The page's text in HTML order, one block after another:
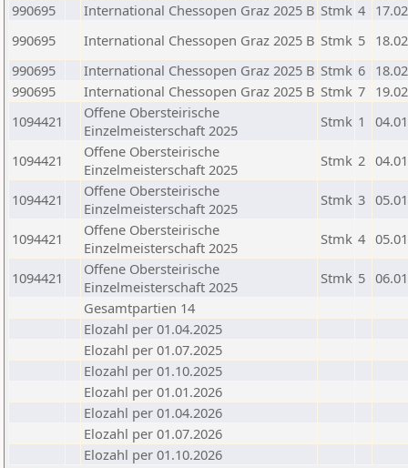
990695
International Chessopen Graz 2025 B Stmk 4
990695
International Chessopen Graz 2025 B Stmk 5
990695
International Chessopen Graz 2025 B Stmk 6
990695
International Chessopen Graz 2025 B Stmk 7
1094421
Offene Obersteirische
Einzelmeisterschaft 2025
Stmk 1
1094421
Offene Obersteirische
Einzelmeisterschaft 2025
Stmk 2
1094421
Offene Obersteirische
Einzelmeisterschaft 2025
Stmk 3
1094421
Offene Obersteirische
Einzelmeisterschaft 2025
Stmk 4
1094421
Offene Obersteirische
Einzelmeisterschaft 2025
Stmk 5
Gesamtpartien 14
Elozahl per 01.04.2025
Elozahl per 01.07.2025
Elozahl per 01.10.2025
Elozahl per 01.01.2026
Elozahl per 01.04.2026
Elozahl per 01.07.2026
Elozahl per 01.10.2026